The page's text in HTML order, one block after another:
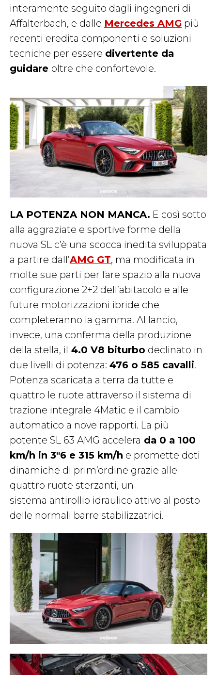
interamente seguito dagli ingegneri di
Affalterbach, e dalle Mercedes AMG più
recenti eredita componenti e soluzioni
tecniche per essere divertente da
guidare oltre che confortevole.
LA POTENZA NON MANCA. E così sotto
alla aggraziate e sportive forme della
nuova SL c’è una scocca inedita sviluppata
a partire dall’AMG GT, ma modificata in
molte sue parti per fare spazio alla nuova
configurazione 2+2 dell’abitacolo e alle
future motorizzazioni ibride che
completeranno la gamma. Al lancio,
invece, una conferma della produzione
della stella, il 4.0 V8 biturbo declinato in
due livelli di potenza: 476 o 585 cavalli.
Potenza scaricata a terra da tutte e
quattro le ruote attraverso il sistema di
trazione integrale 4Matic e il cambio
automatico a nove rapporti. La più
potente SL 63 AMG accelera da 0 a 100
km/h in 3″6 e 315 km/h e promette doti
dinamiche di prim’ordine grazie alle
quattro ruote sterzanti, un
sistema antirollio idraulico attivo al posto
delle normali barre stabilizzatrici.